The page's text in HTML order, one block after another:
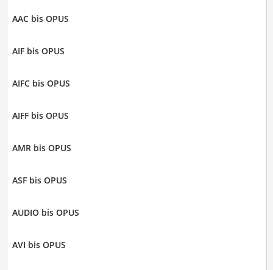
AAC bis OPUS
AIF bis OPUS
AIFC bis OPUS
AIFF bis OPUS
AMR bis OPUS
ASF bis OPUS
AUDIO bis OPUS
AVI bis OPUS